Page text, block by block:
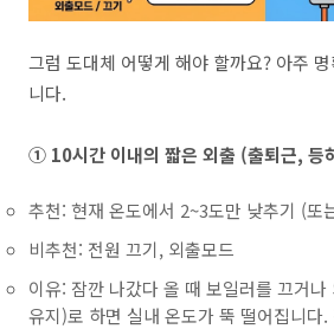
그럼 도대체 어떻게 해야 할까요? 아주
니다.
① 10시간 이내의 짧은 외출 (출퇴근, 등
추천: 현재 온도에서 2~3도만 낮추기 (또
비추천: 전원 끄기, 외출모드
이유: 잠깐 나갔다 올 때 보일러를 끄거
유지)로 하면 실내 온도가 뚝 떨어집니다